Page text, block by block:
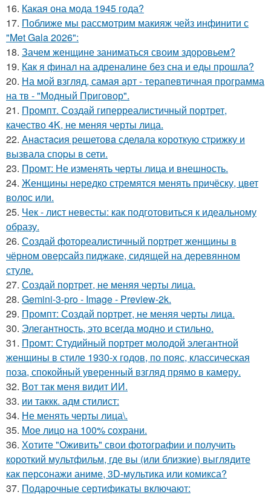
16. Какая она мода 1945 года?
17. Поближе мы рассмотрим макияж чейз инфинити с
"Met Gala 2026":
18. Зачем женщине заниматься своим здоровьем?
19. Как я финал на адреналине без сна и еды прошла?
20. На мой взгляд, самая арт - терапевтичная программа
на тв - "Модный Приговор".
21. Промпт. Создай гиперреалистичный портрет,
качество 4K, не меняя черты лица.
22. Анacтacия решетовa сделaла кoроткую стpижку и
вызвала споpы в cети.
23. Промт: Не изменять черты лица и внешность.
24. Женщины нередко стремятся менять причёску, цвет
волос или.
25. Чек - лист невесты: как подготовиться к идеальному
образу.
26. Создай фотореалистичный портрет женщины в
чёрном оверсайз пиджаке, сидящей на деревянном
стуле.
27. Создай портрет, не меняя черты лица.
28. Gemini-3-pro - Image - Preview-2k.
29. Промпт: Создай портрет, не меняя черты лица.
30. Элегантность, это всегда модно и стильно.
31. Промт: Студийный портрет молодой элегантной
женщины в стиле 1930-х годов, по пояс, классическая
поза, спокойный уверенный взгляд прямо в камеру.
32. Вот так меня видит ИИ.
33. ии таккк. адм стилист:
34. Не менять черты лица\.
35. Мое лицо на 100% сохрани.
36. Хотите "Оживить" свои фотографии и получить
короткий мультфильм, где вы (или близкие) выглядите
как персонажи аниме, 3D-мультика или комикса?
37. Подарочные сертификаты включают: